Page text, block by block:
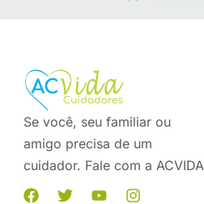
Se você, seu familiar ou
amigo precisa de um
cuidador. Fale com a ACVIDA